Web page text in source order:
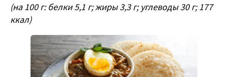
(на 100 г: белки 5,1 г; жиры 3,3 г; углеводы 30 г; 177
ккал)